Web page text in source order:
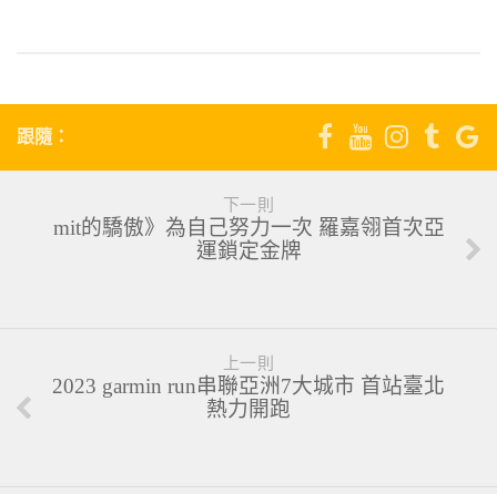
跟隨：
下一則
mit的驕傲》為自己努力一次 羅嘉翎首次亞
運鎖定金牌
上一則
2023 garmin run串聯亞洲7大城市 首站臺北
熱力開跑